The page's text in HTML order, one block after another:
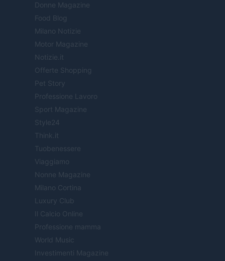
Donne Magazine
Food Blog
Milano Notizie
Motor Magazine
Notizie.it
Offerte Shopping
Pet Story
Professione Lavoro
Sport Magazine
Style24
Think.it
Tuobenessere
Viaggiamo
Nonne Magazine
Milano Cortina
Luxury Club
Il Calcio Online
Professione mamma
World Music
Investimenti Magazine